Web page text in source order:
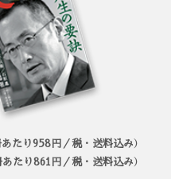
たり958円／税・送料込み）
たり861円／税・送料込み）